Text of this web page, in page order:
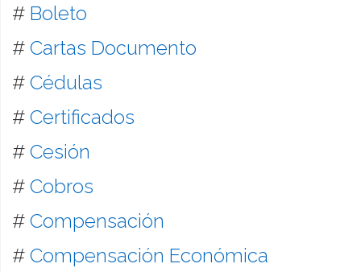
# Boleto
# Cartas Documento
# Cédulas
# Certificados
# Cesión
# Cobros
# Compensación
# Compensación Económica